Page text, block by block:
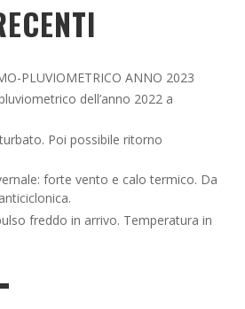
PLUVIOMETRICO ANNO 2023
dell’anno 2022 a
Poi possibile ritorno
forte vento e calo termico. Da
freddo in arrivo. Temperatura in